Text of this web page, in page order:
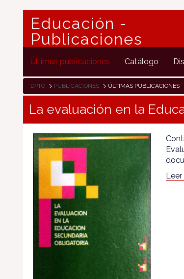
Educación -
Publicaciones
Últimas publicaciones Catálogo
DPTO PUBLICACIONES ÚLTIMAS PUBLICACIONES
La evaluación en la
Leer